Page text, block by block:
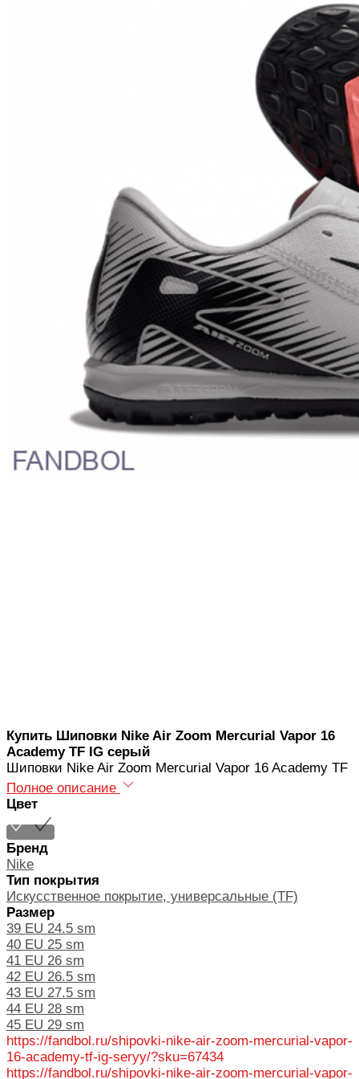
Купить Шиповки Nike Air Zoom Mercurial Vapor 16
Academy TF IG серый
Шиповки Nike Air Zoom Mercurial Vapor 16 Academy TF
Полное описание
Цвет
Бренд
Nike
Тип покрытия
Искусственное покрытие, универсальные (TF)
Размер
39 EU 24.5 sm
40 EU 25 sm
41 EU 26 sm
42 EU 26.5 sm
43 EU 27.5 sm
44 EU 28 sm
45 EU 29 sm
https://fandbol.ru/shipovki-nike-air-zoom-mercurial-vapor-
16-academy-tf-ig-seryy/?sku=67434
https://fandbol.ru/shipovki-nike-air-zoom-mercurial-vapor-